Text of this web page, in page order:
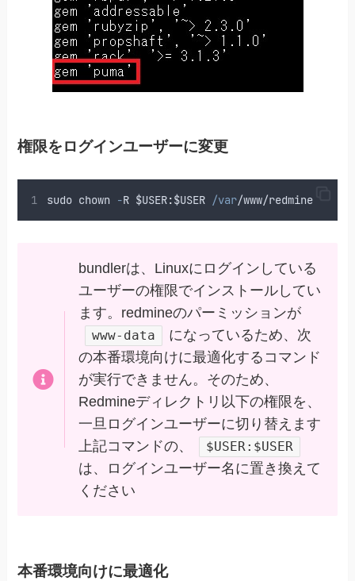
権限をログインユーザーに変更
sudo chown -R $USER:$USER /var/www/redmine
bundlerは、Linuxにログインしている
ユーザーの権限でインストールしてい
ます。redmineのパーミッションが
www-data
になっているため、次
の本番環境向けに最適化するコマンド
が実行できません。そのため、
Redmineディレクトリ以下の権限を、
一旦ログインユーザーに切り替えます
上記コマンドの、
$USER:$USER
は、ログインユーザー名に置き換えて
ください
本番環境向けに最適化